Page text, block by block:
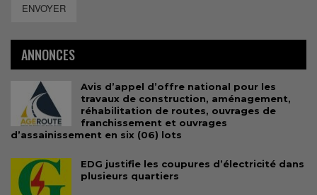
ENVOYER
ANNONCES
Avis d’appel d’offre national pour les
travaux de construction, aménagement,
réhabilitation de routes, ouvrages de
franchissement et ouvrages
d’assainissement en six (06) lots
EDG justifie les coupures d’électricité dans
plusieurs quartiers